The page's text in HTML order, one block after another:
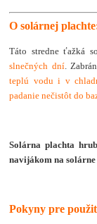
O solárnej
Táto stredne ťažká
slnečných dní.
teplú vodu i v
padanie nečistôt do
Solárna plachta
navijákom na
Pokyny pre